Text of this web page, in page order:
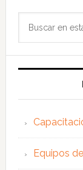
web
Equipos